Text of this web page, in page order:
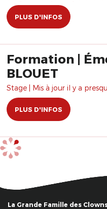
PLUS D'INFOS
Formation |
BLOUET
Stage | Mis à jour il y a
PLUS D'INFOS
La Grande Famille des